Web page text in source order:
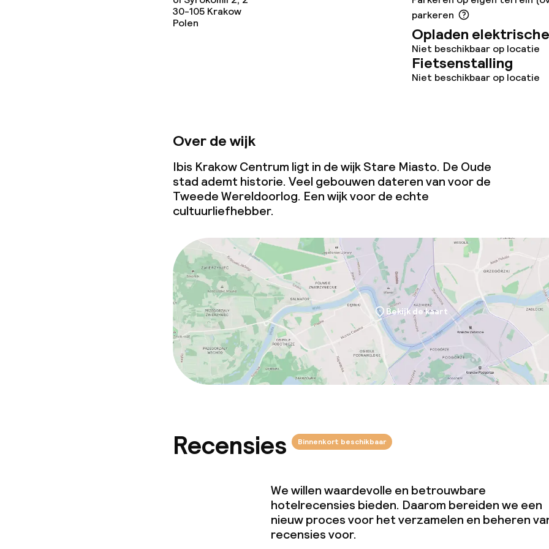
30-105 Krakow
Polen
parkeren
Opladen
Niet beschikbaar op locatie
Fietsenstalling
Niet beschikbaar op locatie
Over de wijk
Ibis Krakow Centrum ligt in de wijk Stare Miasto. De Oude
stad ademt historie. Veel gebouwen dateren van voor de
Tweede Wereldoorlog. Een wijk voor de echte
cultuurliefhebber.
Bekijk de kaart
Recensies Binnenkort beschikbaar
We willen waardevolle en betrouwbare
hotelrecensies bieden. Daarom bereiden we een
nieuw proces voor het verzamelen en beheren
recensies voor.